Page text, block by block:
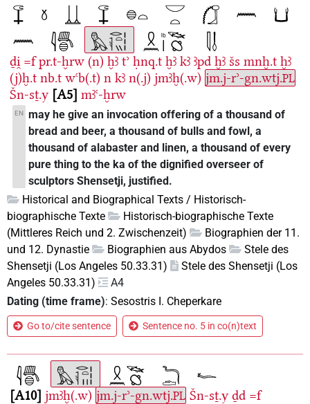
ḏi̯ =f pr.t-ḫrw (n) ḫꜣ tʾ ḥnq.t ḫꜣ kꜣ ꜣpd ḫꜣ šs mnḫ.t ḫꜣ
(j)ḫ.t nb.t wꜥb(.t) n kꜣ n(.j) jmꜣḫ(.w) jm.j-rʾ-gn.wtj.PL
Šn-sṯ.y A5 mꜣꜥ-ḫrw
EN may he give an invocation offering of a thousand of
bread and beer, a thousand of bulls and fowl, a
thousand of alabaster and linen, a thousand of every
pure thing to the ka of the dignified overseer of
sculptors Shensetji, justified.
Historical and Biographical Texts / Historisch-
biographische Texte
Historisch-biographische Texte
(Mittleres Reich und 2. Zwischenzeit)
Biographien der 11.
und 12. Dynastie
Biographien aus Abydos
Stele des
Shensetji (Los Angeles 50.33.31)
Stele des Shensetji (Los
Angeles 50.33.31)
A4
Dating (time frame): Sesostris I. Cheperkare
Go to/cite sentence Sentence no. 5 in co(n)text
A10 jmꜣḫ(.w) jm.j-rʾ-gn.wtj.PL Šn-sṯ.y ḏd =f